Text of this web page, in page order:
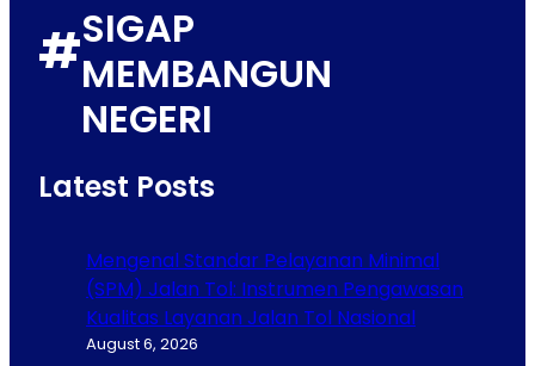
#SIGAP
MEMBANGUN
NEGERI
Latest Posts
Mengenal Standar Pelayanan Minimal
(SPM) Jalan Tol: Instrumen Pengawasan
Kualitas Layanan Jalan Tol Nasional
August 6, 2026